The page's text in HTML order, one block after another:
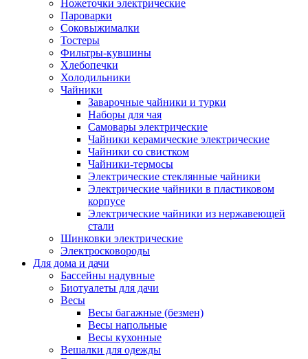
Ножеточки электрические
Пароварки
Соковыжималки
Тостеры
Фильтры-кувшины
Хлебопечки
Холодильники
Чайники
Заварочные чайники и турки
Наборы для чая
Самовары электрические
Чайники керамические электрические
Чайники со свистком
Чайники-термосы
Электрические стеклянные чайники
Электрические чайники в пластиковом
корпусе
Электрические чайники из нержавеющей
стали
Шинковки электрические
Электросковороды
Для дома и дачи
Бассейны надувные
Биотуалеты для дачи
Весы
Весы багажные (безмен)
Весы напольные
Весы кухонные
Вешалки для одежды